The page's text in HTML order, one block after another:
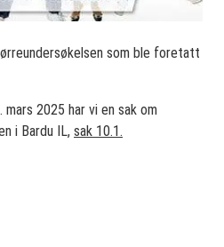
som ble foretatt
2025 har vi en sak om
i Bardu IL, sak 10.1.